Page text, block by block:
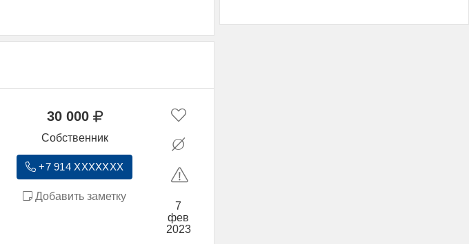
30 000
Собственник
+7 914 XXXXXXX
Добавить заметку
7
фев
2023